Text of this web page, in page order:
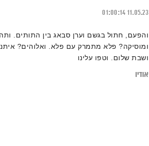
11.05.23
01:00:14
והפעם, חתול בגשם וערן סבאג בין התותים.
ומוסיקה? פלא מתמרק עם פלא. ואלוהים?
ושבת שלום. וטפו עלינו
אודיו